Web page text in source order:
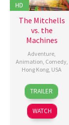
HD
The Mitchells
vs. the
Machines
Adventure,
Animation, Comedy,
Hong Kong, USA
22
Apr
2021
Peter
Szilagyi
TRAILER
WATCH